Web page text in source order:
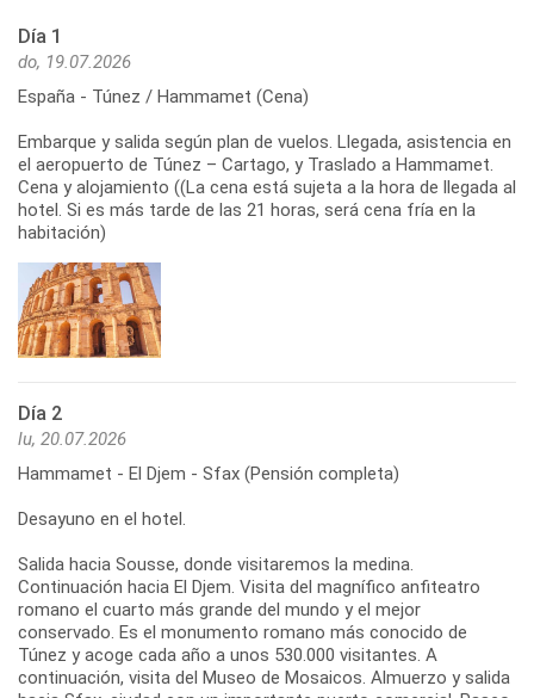
Día 1
do, 19.07.2026
España - Túnez / Hammamet (Cena)
Embarque y salida según plan de vuelos. Llegada, asistencia en
el aeropuerto de Túnez – Cartago, y Traslado a Hammamet.
Cena y alojamiento ((La cena está sujeta a la hora de llegada al
hotel. Si es más tarde de las 21 horas, será cena fría en la
habitación)
Día 2
lu, 20.07.2026
Hammamet - El Djem - Sfax (Pensión completa)
Desayuno en el hotel.
Salida hacia Sousse, donde visitaremos la medina.
Continuación hacia El Djem. Visita del magnífico anfiteatro
romano el cuarto más grande del mundo y el mejor
conservado. Es el monumento romano más conocido de
Túnez y acoge cada año a unos 530.000 visitantes. A
continuación, visita del Museo de Mosaicos. Almuerzo y salida